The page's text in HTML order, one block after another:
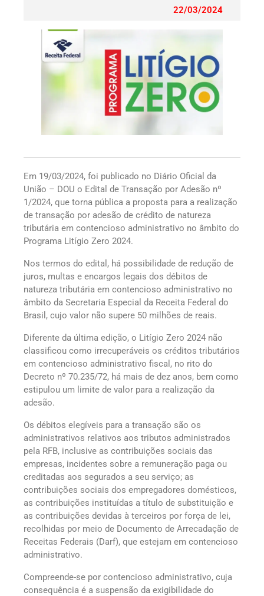
22/03/2024
Em 19/03/2024, foi publicado no Diário Oficial da
União – DOU o Edital de Transação por Adesão nº
1/2024, que torna pública a proposta para a realização
de transação por adesão de crédito de natureza
tributária em contencioso administrativo no âmbito do
Programa Litígio Zero 2024.
Nos termos do edital, há possibilidade de redução de
juros, multas e encargos legais dos débitos de
natureza tributária em contencioso administrativo no
âmbito da Secretaria Especial da Receita Federal do
Brasil, cujo valor não supere 50 milhões de reais.
Diferente da última edição, o Litígio Zero 2024 não
classificou como irrecuperáveis os créditos tributários
em contencioso administrativo fiscal, no rito do
Decreto nº 70.235/72, há mais de dez anos, bem como
estipulou um limite de valor para a realização da
adesão.
Os débitos elegíveis para a transação são os
administrativos relativos aos tributos administrados
pela RFB, inclusive as contribuições sociais das
empresas, incidentes sobre a remuneração paga ou
creditadas aos segurados a seu serviço; as
contribuições sociais dos empregadores domésticos,
as contribuições instituídas a título de substituição e
as contribuições devidas à terceiros por força de lei,
recolhidas por meio de Documento de Arrecadação de
Receitas Federais (Darf), que estejam em contencioso
administrativo.
Compreende-se por contencioso administrativo, cuja
consequência é a suspensão da exigibilidade do